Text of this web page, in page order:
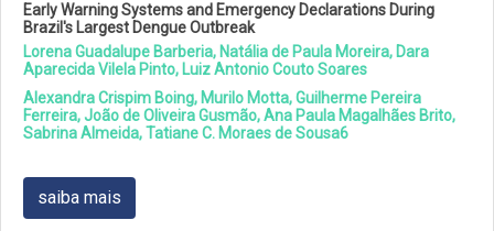
Early Warning Systems and Emergency Declarations During
Brazil's Largest Dengue Outbreak
Lorena Guadalupe Barberia, Natália de Paula Moreira, Dara
Aparecida Vilela Pinto, Luiz Antonio Couto Soares
Alexandra Crispim Boing, Murilo Motta, Guilherme Pereira
Ferreira, João de Oliveira Gusmão, Ana Paula Magalhães Brito,
Sabrina Almeida, Tatiane C. Moraes de Sousa6
saiba mais